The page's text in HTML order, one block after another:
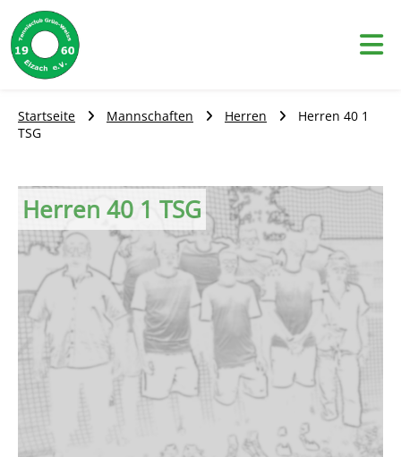
to
content
Startseite Mannschaften Herren
Herren 40 1
TSG
Herren 40 1 TSG